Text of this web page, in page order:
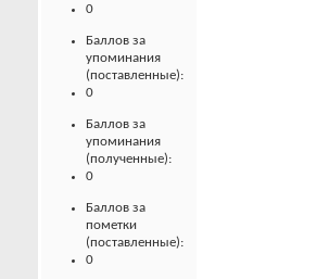
0
Баллов за
упоминания
(поставленные):
0
Баллов за
упоминания
(полученные):
0
Баллов за
пометки
(поставленные):
0